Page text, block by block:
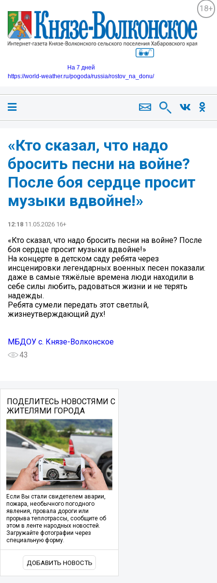
18+
На 7 дней
https://world-weather.ru/pogoda/russia/rostov_na_donu/
«Кто сказал, что надо
бросить песни на войне?
После боя сердце просит
музыки вдвойне!»
12:18 11.05.2026 16+
«Кто сказал, что надо бросить песни на войне? После
боя сердце просит музыки вдвойне!»
На концерте в детском саду ребята через
инсценировки легендарных военных песен показали:
даже в самые тяжёлые времена люди находили в
себе силы любить, радоваться жизни и не терять
надежды.
Ребята сумели передать этот светлый,
жизнеутверждающий дух!
МБДОУ с. Князе-Волконское
43
ПОДЕЛИТЕСЬ НОВОСТЯМИ С
ЖИТЕЛЯМИ ГОРОДА
Если Вы стали свидетелем аварии,
пожара, необычного погодного
явления, провала дороги или
прорыва теплотрассы, сообщите об
этом в ленте народных новостей.
Загружайте фотографии через
специальную форму.
ДОБАВИТЬ НОВОСТЬ